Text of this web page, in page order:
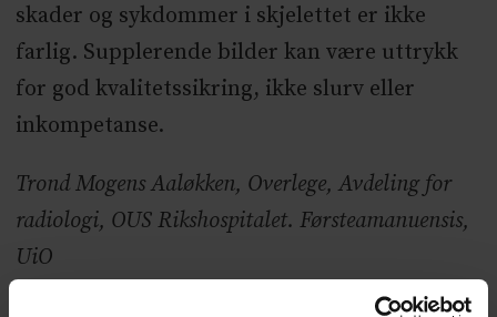
skader og sykdommer i skjelettet er ikke
farlig. Supplerende bilder kan være uttrykk
for god kvalitetssikring, ikke slurv eller
inkompetanse.
Trond Mogens Aaløkken, Overlege, Avdeling for
radiologi, OUS Rikshospitalet. Førsteamanuensis,
UiO